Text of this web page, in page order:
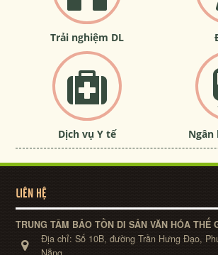
Trải nghiệm DL
Dịch vụ Y tế Ngân
LIÊN HỆ
TRUNG TÂM BẢO TỒN DI SẢN VĂN HÓA THẾ
Địa chỉ:Số 10B, đường Trần Hưng Đạo,